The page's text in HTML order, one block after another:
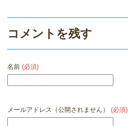
コメントを残す
名前 (必須)
メールアドレス（公開されません） (必須)